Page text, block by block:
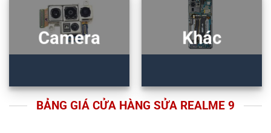
Camera Khác
BẢNG GIÁ CỬA HÀNG SỬA REALME 9